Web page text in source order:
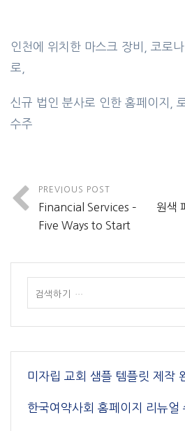
인천에 위치한 마스크 장비, 코로
로,
신규 법인 분사로 인한 홈페이지,
수주
PREVIOUS POST
Financial Services –
Five Ways to Start
원색
미자립 교회 샘플 템플릿 제작
한국여약사회 홈페이지 리뉴얼